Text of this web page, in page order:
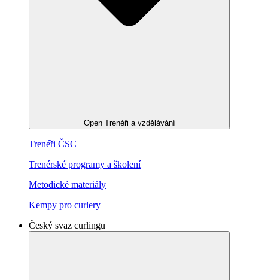
Open Trenéři a vzdělávání
Trenéři ČSC
Trenérské programy a školení
Metodické materiály
Kempy pro curlery
Český svaz curlingu